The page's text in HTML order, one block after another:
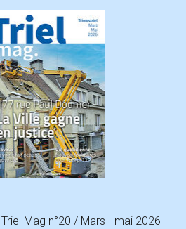
Triel Mag n°20 / Mars - mai 2026